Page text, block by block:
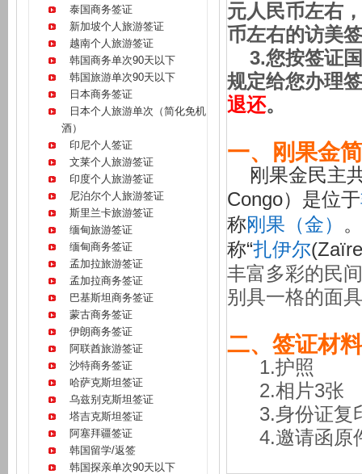
泰国商务签证
新加坡个人旅游签证
越南个人旅游签证
韩国商务单次90天以下
韩国旅游单次90天以下
日本商务签证
日本个人旅游单次（简化免机
酒）
印尼个人签证
文莱个人旅游签证
印度个人旅游签证
尼泊尔个人旅游签证
斯里兰卡旅游签证
缅甸旅游签证
缅甸商务签证
孟加拉旅游签证
孟加拉商务签证
巴基斯坦商务签证
蒙古商务签证
伊朗商务签证
阿联酋旅游签证
沙特商务签证
哈萨克斯坦签证
乌兹别克斯坦签证
塔吉克斯坦签证
阿塞拜疆签证
韩国留学/返签
韩国探亲单次90天以下
元人民币左右
币左右的访美
3.您按签证国
规定给您办理
退还。
一、刚果金
刚果金民主
Congo）是位于
称刚果（金）
称“扎伊尔
丰富多彩的民
别具一格的面
二、签证材料
1.护照
2.相片3张
3.身份证复
4.邀请函原